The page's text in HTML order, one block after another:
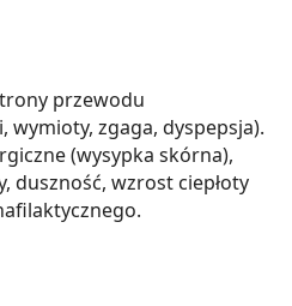
przewodu
zgaga, dyspepsja).
(wysypka skórna),
duszność, wzrost ciepłoty